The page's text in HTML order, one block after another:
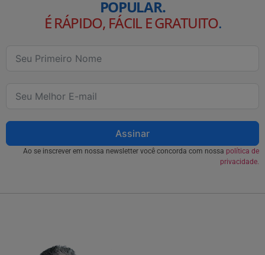
POPULAR.
É RÁPIDO, FÁCIL E GRATUITO.
Assinar
Ao se inscrever em nossa newsletter você concorda com nossa política de
privacidade.